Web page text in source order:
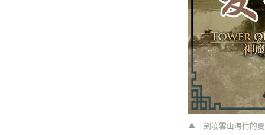
▲一劍凌雲山海情的